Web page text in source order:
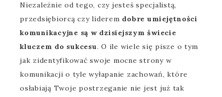
Niezależnie od tego, czy jesteś specjalistą,
przedsiębiorcą czy liderem dobre umiejętności
komunikacyjne są w dzisiejszym świecie
kluczem do sukcesu. O ile wiele się pisze o tym
jak zidentyfikować swoje mocne strony w
komunikacji o tyle wyłapanie zachowań, które
osłabiają Twoje postrzeganie nie jest już tak